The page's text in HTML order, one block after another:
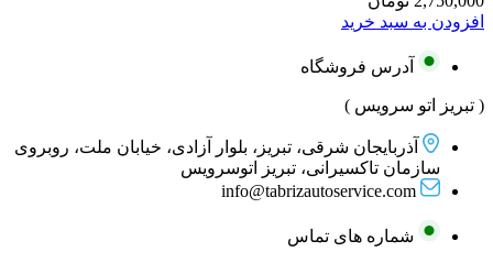
افزودن به سبد خرید
آدرس فروشگاه
( تبریز اتو سرویس )
آذربایجان شرقی، تبریز، بلوار آزادی، خیابان ملت، روبروی
سازمان تاکسیرانی، تبریز اتوسرویس
info@tabrizautoservice.com
شماره های تماس